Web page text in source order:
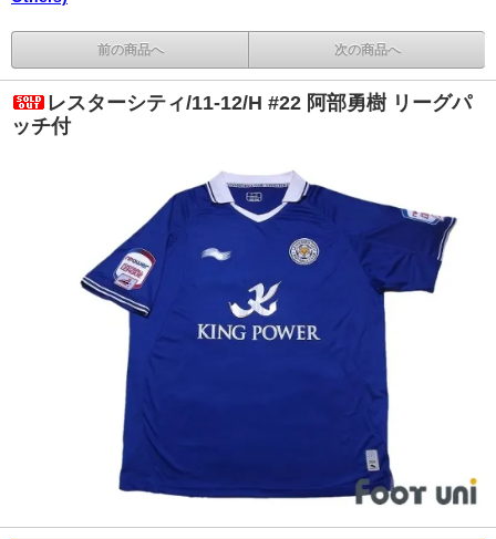
前の商品へ 次の商品へ
レスターシティ/11-12/H #22 阿部勇樹 リーグパ
ッチ付